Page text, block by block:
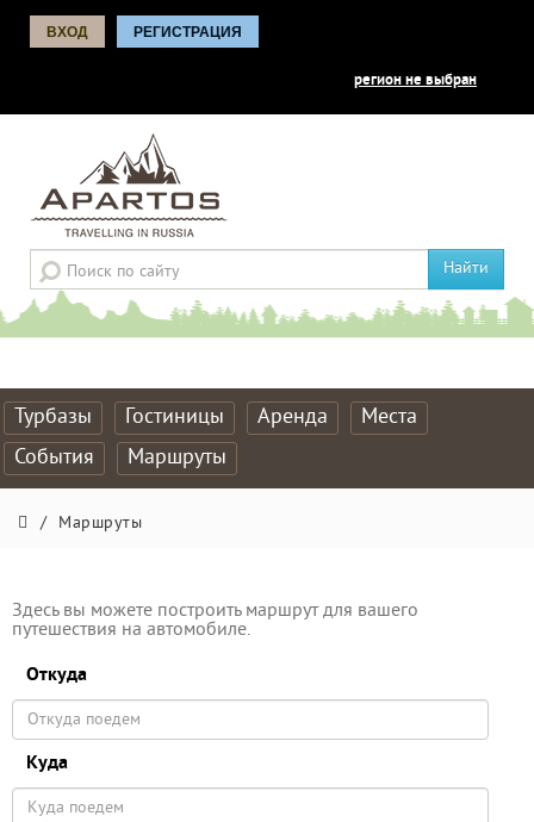
ВХОД РЕГИСТРАЦИЯ
регион не выбран
Найти
Турбазы Гостиницы Аренда
Места
События
Маршруты
/ Маршруты
Здесь вы можете построить маршрут для вашего
путешествия на автомобиле.
Откуда
Куда